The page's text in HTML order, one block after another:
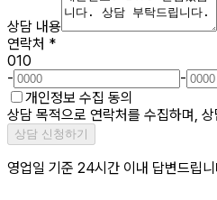
상담 내용
연락처 *
010
-
-
개인정보 수집 동의
상담 목적으로 연락처를 수집하며,
상담 신청하기
영업일 기준 24시간 이내 답변드립